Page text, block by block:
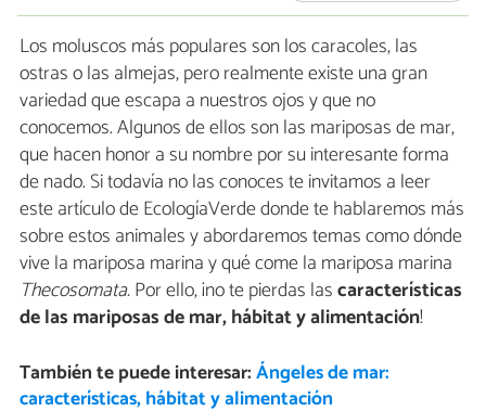
Los moluscos más populares son los caracoles, las
ostras o las almejas, pero realmente existe una gran
variedad que escapa a nuestros ojos y que no
conocemos. Algunos de ellos son las mariposas de mar,
que hacen honor a su nombre por su interesante forma
de nado. Si todavía no las conoces te invitamos a leer
este artículo de EcologíaVerde donde te hablaremos más
sobre estos animales y abordaremos temas como dónde
vive la mariposa marina y qué come la mariposa marina
Thecosomata.Por ello, ¡no te pierdas lascaracterísticas
de las mariposas de mar, hábitat y alimentación!
También te puede interesar:Ángeles de mar:
características, hábitat y alimentación